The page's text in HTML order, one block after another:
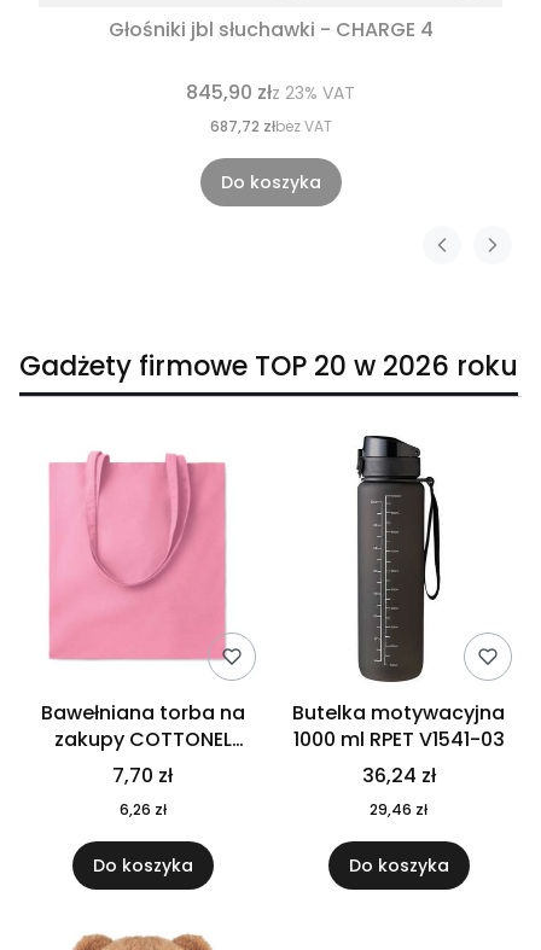
Głośniki jbl słuchawki - CHARGE 4
845,90 złz 23% VAT
687,72 złbez VAT
Do koszyka
Gadżety firmowe TOP 20 w 2026 roku
Bawełniana torba na
zakupy COTTONEL
COLOUR++ MO9846-11
7,70 zł
6,26 zł
Do koszyka
Butelka motywacyjna
1000 ml RPET V1541-03
36,24 zł
29,46 zł
Do koszyka